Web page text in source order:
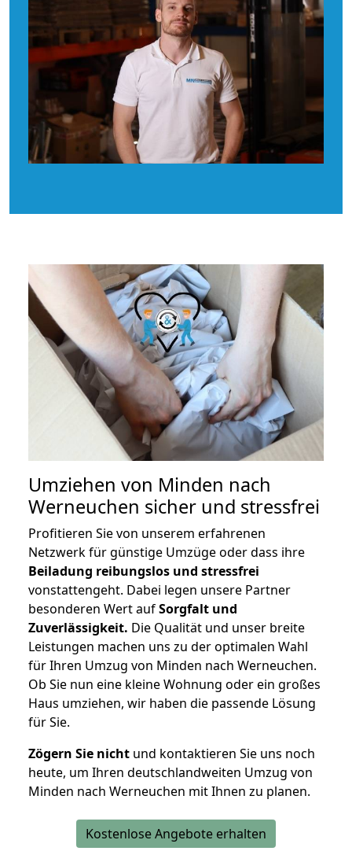
Umziehen von Minden nach
Werneuchen sicher und stressfrei
Profitieren Sie von unserem erfahrenen
Netzwerk für günstige Umzüge oder dass ihre
Beiladung reibungslos und stressfrei
vonstattengeht. Dabei legen unsere Partner
besonderen Wert aufSorgfalt und
Zuverlässigkeit. Die Qualität und unser breite
Leistungen machen uns zu der optimalen Wahl
für Ihren Umzug von Minden nach Werneuchen.
Ob Sie nun eine kleine Wohnung oder ein großes
Haus umziehen, wir haben die passende Lösung
für Sie.
Zögern Sie nicht und kontaktieren Sie uns noch
heute, um Ihren deutschlandweiten Umzug von
Minden nach Werneuchen mit Ihnen zu planen.
Kostenlose Angebote erhalten